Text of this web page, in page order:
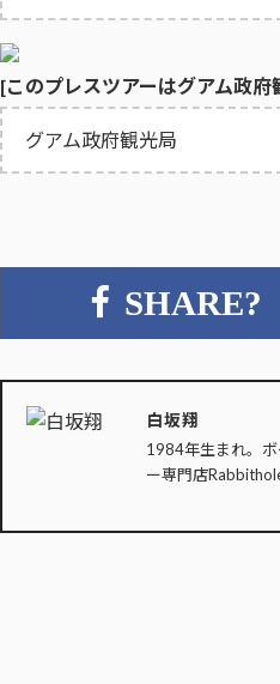
[このプレスツアーはグアム政
グアム政府観光局
SHARE?
白坂翔
1984年生まれ。ボ
ー専門店